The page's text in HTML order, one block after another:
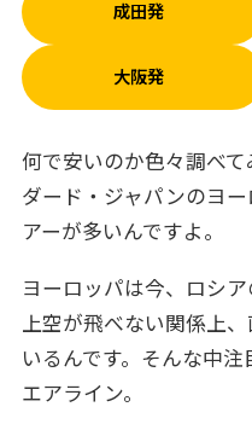
成田発
大阪発
何で安いのか色々調べ
ダード・ジャパンのヨ
アーが多いんですよ。
ヨーロッパは今、ロシ
上空が飛べない関係上
いるんです。そんな中
エアライン。